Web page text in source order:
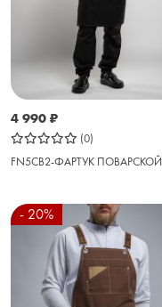
4 990 ₽
(0)
FN5CB2-ФАРТУК ПОВАРСКОЙ
- 20%